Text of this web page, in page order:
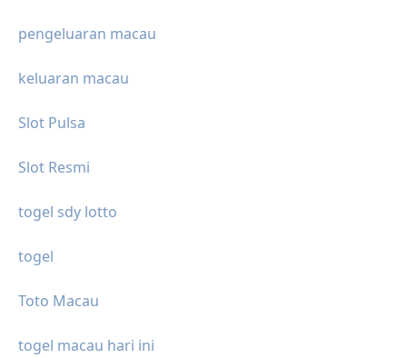
pengeluaran macau
keluaran macau
Slot Pulsa
Slot Resmi
togel sdy lotto
togel
Toto Macau
togel macau hari ini